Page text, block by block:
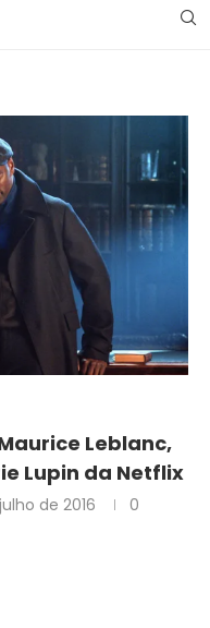
Leblanc,
Lupin da Netflix
de 2016
0